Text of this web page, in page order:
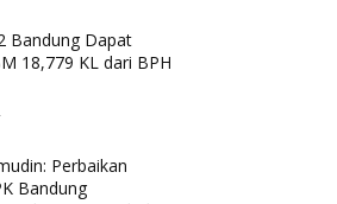
Bandung Dapat
18,779 KL dari BPH
Perbaikan
Bandung